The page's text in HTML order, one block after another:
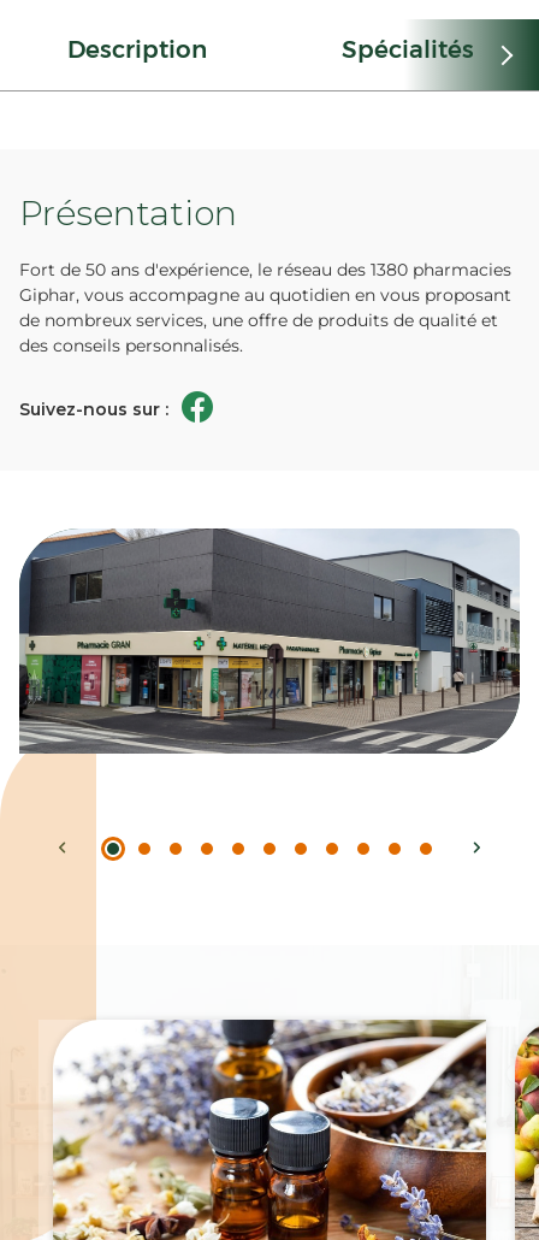
Description Spécialités
Présentation
Fort de 50 ans d'expérience, le réseau des 1380 pharmacies
Giphar, vous accompagne au quotidien en vous proposant
de nombreux services, une offre de produits de qualité et
des conseils personnalisés.
Suivez-nous sur :